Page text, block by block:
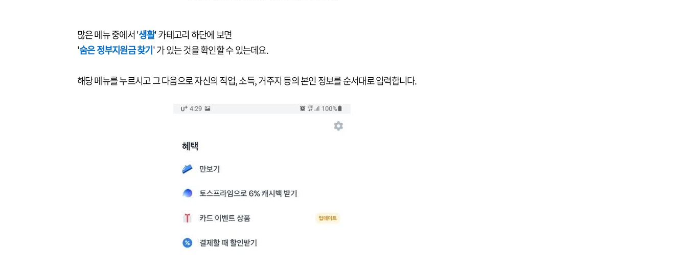
많은 메뉴 중에서 '생활' 카테고리 하단에 보면
'숨은 정부지원금 찾기' 가 있는 것을 확인할 수 있는데요.
해당 메뉴를 누르시고 그 다음으로 자신의 직업, 소득, 거주지 등의 본인 정보를 순서대로 입력합니다.